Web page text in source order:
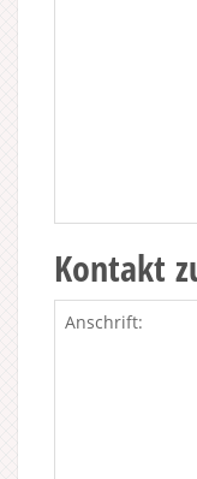
Kontakt
Anschrift: